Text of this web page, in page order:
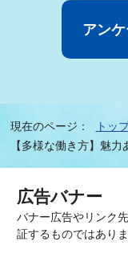
現在のページ： トッ
【多様な働き方】魅
広告バナー
バナー広告やリンク
証するものではありま